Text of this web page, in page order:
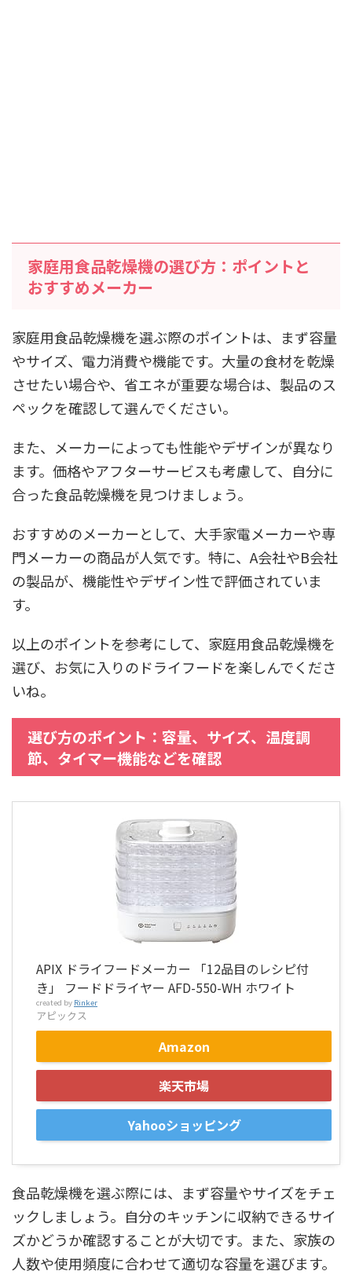
家庭用食品乾燥機の選び方：ポイントと
おすすめメーカー
家庭用食品乾燥機を選ぶ際のポイントは、まず容量
やサイズ、電力消費や機能です。大量の食材を乾燥
させたい場合や、省エネが重要な場合は、製品のス
ペックを確認して選んでください。
また、メーカーによっても性能やデザインが異なり
ます。価格やアフターサービスも考慮して、自分に
合った食品乾燥機を見つけましょう。
おすすめのメーカーとして、大手家電メーカーや専
門メーカーの商品が人気です。特に、A会社やB会社
の製品が、機能性やデザイン性で評価されていま
す。
以上のポイントを参考にして、家庭用食品乾燥機を
選び、お気に入りのドライフードを楽しんでくださ
いね。
選び方のポイント：容量、サイズ、温度調
節、タイマー機能などを確認
APIX ドライフードメーカー 「12品目のレシピ付
き」 フードドライヤー AFD-550-WH ホワイト
created by Rinker
アピックス
Amazon
楽天市場
Yahooショッピング
食品乾燥機を選ぶ際には、まず容量やサイズをチェ
ックしましょう。自分のキッチンに収納できるサイ
ズかどうか確認することが大切です。また、家族の
人数や使用頻度に合わせて適切な容量を選びます。